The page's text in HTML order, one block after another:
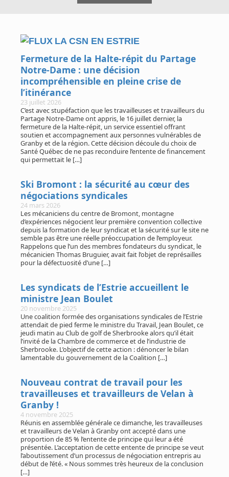
LA CSN EN ESTRIE
Fermeture de la Halte-répit du Partage
Notre-Dame : une décision
incompréhensible en pleine crise de
l’itinérance
23 juillet 2026
C’est avec stupéfaction que les travailleuses et travailleurs du
Partage Notre-Dame ont appris, le 16 juillet dernier, la
fermeture de la Halte-répit, un service essentiel offrant
soutien et accompagnement aux personnes vulnérables de
Granby et de la région. Cette décision découle du choix de
Santé Québec de ne pas reconduire l’entente de financement
qui permettait le […]
Ski Bromont : la sécurité au cœur des
négociations syndicales
24 mars 2026
Les mécaniciens du centre de Bromont, montagne
d’expériences négocient leur première convention collective
depuis la formation de leur syndicat et la sécurité sur le site ne
semble pas être une réelle préoccupation de l’employeur.
Rappelons que l’un des membres fondateurs du syndicat, le
mécanicien Thomas Bruguier, avait fait l’objet de représailles
pour la défectuosité d’une […]
Les syndicats de l’Estrie accueillent le
ministre Jean Boulet
20 novembre 2025
Une coalition formée des organisations syndicales de l’Estrie
attendait de pied ferme le ministre du Travail, Jean Boulet, ce
jeudi matin au Club de golf de Sherbrooke alors qu’il était
l’invité de la Chambre de commerce et de l’industrie de
Sherbrooke. L’objectif de cette action : dénoncer le bilan
lamentable du gouvernement de la Coalition […]
Nouveau contrat de travail pour les
travailleuses et travailleurs de Velan à
Granby !
4 novembre 2025
Réunis en assemblée générale ce dimanche, les travailleuses
et travailleurs de Velan à Granby ont accepté dans une
proportion de 85 % l’entente de principe qui leur a été
présentée. L’acceptation de cette entente de principe se veut
l’aboutissement d’un processus de négociation entrepris au
début de l’été. « Nous sommes très heureux de la conclusion
[…]